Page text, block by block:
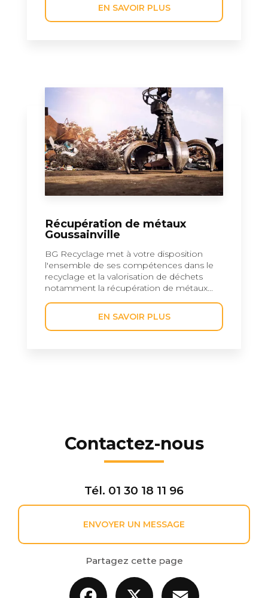
EN SAVOIR PLUS
Récupération de métaux
Goussainville
BG Recyclage met à votre disposition
l'ensemble de ses compétences dans le
recyclage et la valorisation de déchets
notamment la récupération de métaux...
EN SAVOIR PLUS
Contactez-nous
Tél. 01 30 18 11 96
ENVOYER UN MESSAGE
Partagez cette page
Facebook